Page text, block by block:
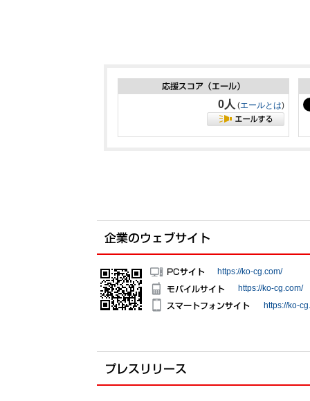
0人 (エールとは)
https://ko-cg.com/
https://ko-cg.com/
https://ko-